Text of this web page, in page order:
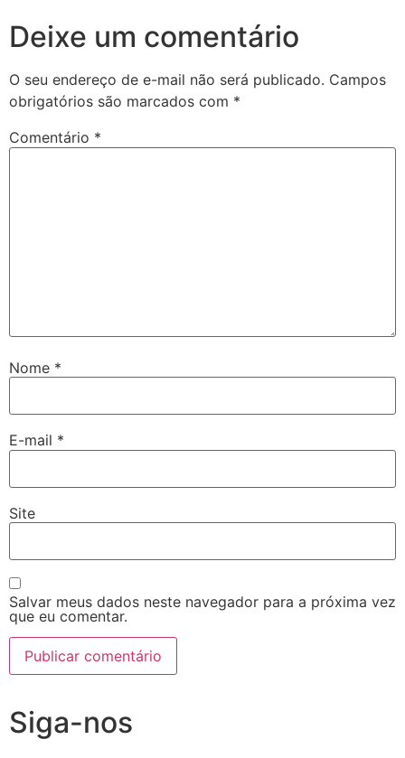
Deixe um comentário
O seu endereço de e-mail não será publicado. Campos
obrigatórios são marcados com *
Comentário *
Nome *
E-mail *
Site
Salvar meus dados neste navegador para a próxima vez
que eu comentar.
Siga-nos